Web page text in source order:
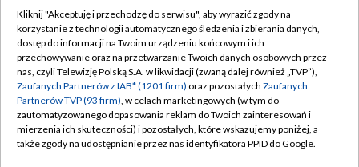
TVP
Abonament TVP
Emisja w TVP
Centrum informacji TVP
Naziemna Telewizja Cyfrowa
Regulamin TVP
Polityka prywatności
Moje zgody
Pomoc
Kliknij "Akceptuję i przechodzę do serwisu", aby wyrazić zgody na
korzystanie z technologii automatycznego śledzenia i zbierania danych,
dostęp do informacji na Twoim urządzeniu końcowym i ich
przechowywanie oraz na przetwarzanie Twoich danych osobowych przez
nas, czyli Telewizję Polską S.A. w likwidacji (zwaną dalej również „TVP”),
Zaufanych Partnerów z IAB* (1201 firm) oraz pozostałych Zaufanych
Partnerów TVP (93 firm), w celach marketingowych (w tym do
zautomatyzowanego dopasowania reklam do Twoich zainteresowań i
mierzenia ich skuteczności) i pozostałych, które wskazujemy poniżej, a
także zgody na udostępnianie przez nas identyfikatora PPID do Google.